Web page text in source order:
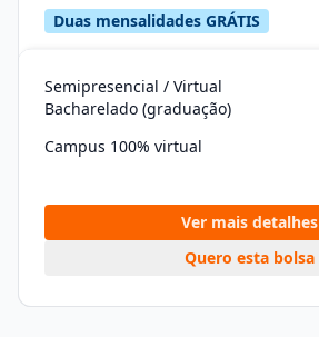
Duas mensalidades GRÁTIS
Semipresencial / Virtual
Bacharelado (graduação)
Campus 100% virtual
Ver mais detalhes
Quero esta bolsa